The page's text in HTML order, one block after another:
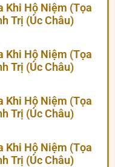
Khi Hộ Niệm (Tọa
Trị (Úc Châu)
Khi Hộ Niệm (Tọa
Trị (Úc Châu)
Khi Hộ Niệm (Tọa
Trị (Úc Châu)
Khi Hộ Niệm (Tọa
Trị (Úc Châu)